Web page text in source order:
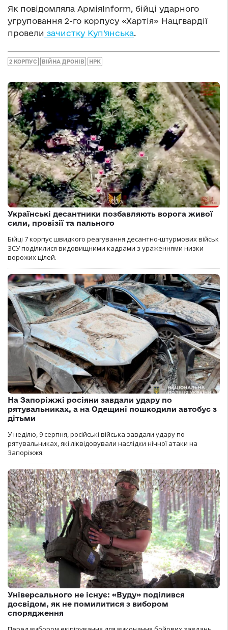
Як повідомляла АрміяInform, бійці ударного
угруповання 2-го корпусу «Хартія» Нацгвардії
провели зачистку Куп’янська.
2 КОРПУС ВІЙНА ДРОНІВ НРК
Українські десантники позбавляють ворога живої
сили, провізії та пального
Бійці 7 корпус швидкого реагування десантно-штурмових військ
ЗСУ поділилися видовищними кадрами з ураженнями низки
ворожих цілей.
На Запоріжжі росіяни завдали удару по
рятувальниках, а на Одещині пошкодили автобус з
дітьми
У неділю, 9 серпня, російські війська завдали удару по
рятувальниках, які ліквідовували наслідки нічної атаки на
Запоріжжя.
Універсального не існує: «Вуду» поділився
досвідом, як не помилитися з вибором
спорядження